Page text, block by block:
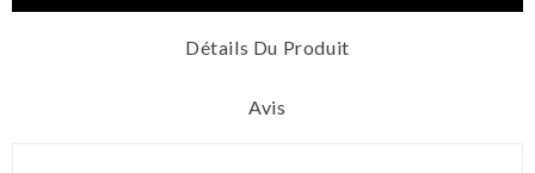
Détails Du Produit
Avis